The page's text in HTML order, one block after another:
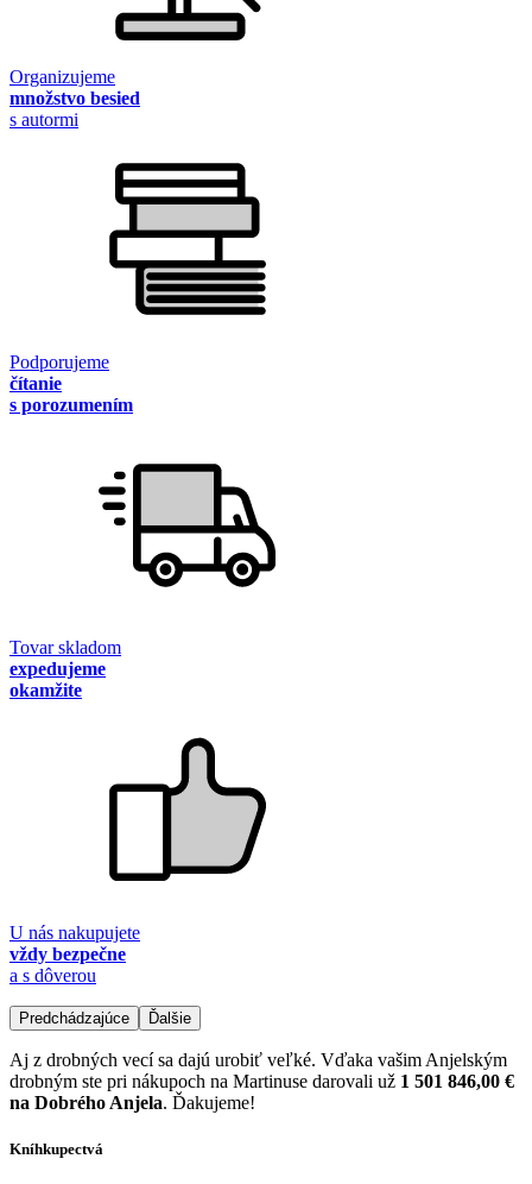
Organizujeme
množstvo besied
s autormi
Podporujeme
čítanie
s porozumením
Tovar skladom
expedujeme
okamžite
U nás nakupujete
vždy bezpečne
a s dôverou
Predchádzajúce Ďalšie
Aj z drobných vecí sa dajú urobiť veľké. Vďaka vašim Anjelským
drobným ste pri nákupoch na Martinuse darovali už 1 501 846,00 €
na Dobrého Anjela. Ďakujeme!
Kníhkupectvá